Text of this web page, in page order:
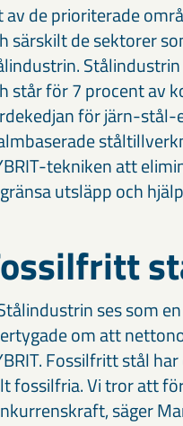
av de prioriterade
särskilt de sektorer
står för 7 procent av
för järn-
tekniken att
utsläpp och
ses som
om att
Fossilfritt stål
fossilfria. Vi tror att
säger